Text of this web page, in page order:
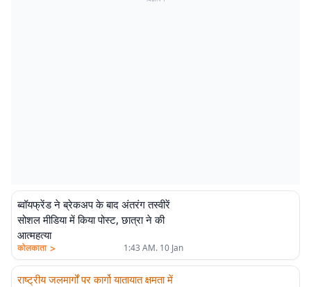
ब्वॉयफ्रेंड ने ब्रेकअप के बाद अंतरंग तस्वीरें
सोशल मीडिया में किया पोस्ट, छात्रा ने की
आत्महत्या
कोलकाता > 1:43 AM. 10 Jan
राष्ट्रीय जलमार्गों पर कार्गो यातायात क्षमता में